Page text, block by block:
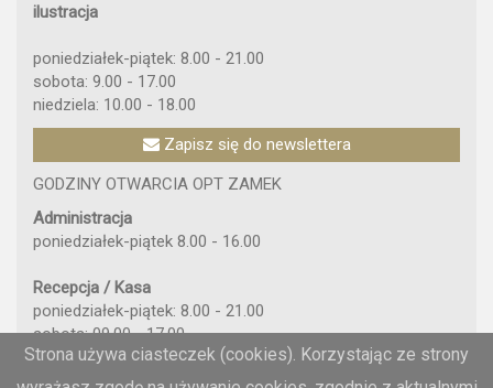
ilustracja
poniedziałek-piątek: 8.00 - 21.00
sobota: 9.00 - 17.00
niedziela: 10.00 - 18.00
Zapisz się do newslettera
GODZINY OTWARCIA OPT ZAMEK
Administracja
poniedziałek-piątek 8.00 - 16.00
Recepcja / Kasa
poniedziałek-piątek: 8.00 - 21.00
sobota: 09.00 - 17.00
niedziela: 10.00 - 18.00
Strona używa ciasteczek (cookies). Korzystając ze strony